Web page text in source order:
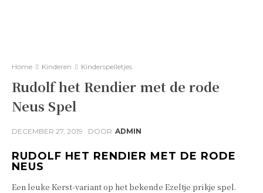
Home Kinderen Kinderspelletjes
Rudolf het Rendier met de rode
Neus Spel
DECEMBER 27, 2019 DOOR ADMIN
RUDOLF HET RENDIER MET DE RODE
NEUS
Een leuke Kerst-variant op het bekende Ezeltje prikje spel.